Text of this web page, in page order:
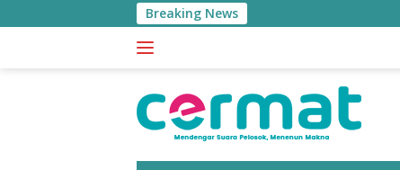
ke
Breaking News